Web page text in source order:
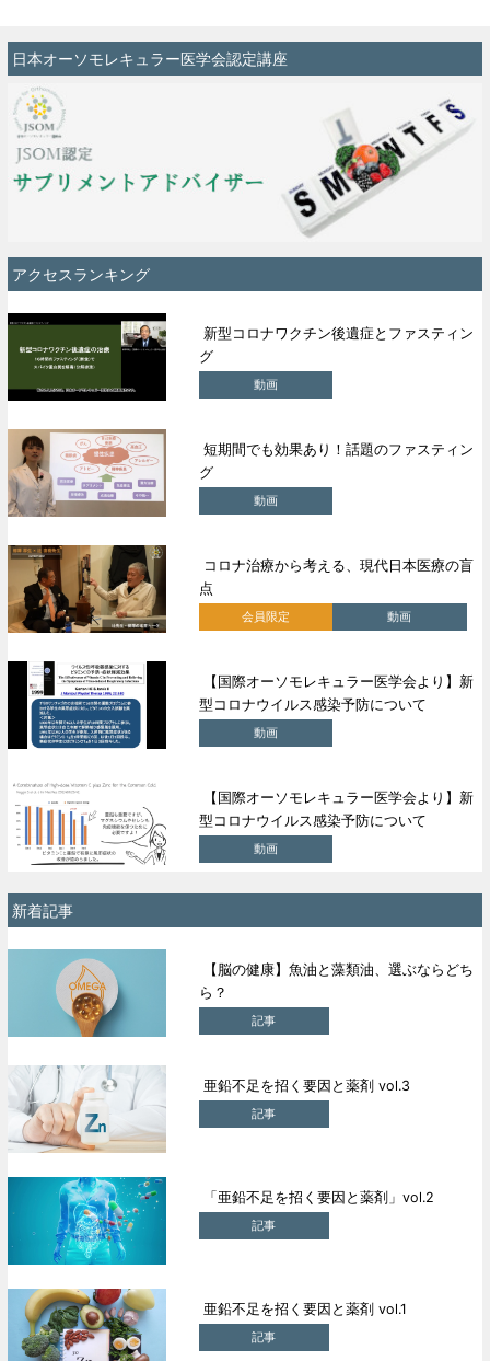
日本オーソモレキュラー医学会認定講座
アクセスランキング
新型コロナワクチン後遺症とファスティン
グ
動画
短期間でも効果あり！話題のファスティン
グ
動画
コロナ治療から考える、現代日本医療の盲
点
会員限定 動画
【国際オーソモレキュラー医学会より】新
型コロナウイルス感染予防について
動画
【国際オーソモレキュラー医学会より】新
型コロナウイルス感染予防について
動画
新着記事
【脳の健康】魚油と藻類油、選ぶならどち
ら？
記事
亜鉛不足を招く要因と薬剤 vol.3
記事
「亜鉛不足を招く要因と薬剤」vol.2
記事
亜鉛不足を招く要因と薬剤 vol.1
記事